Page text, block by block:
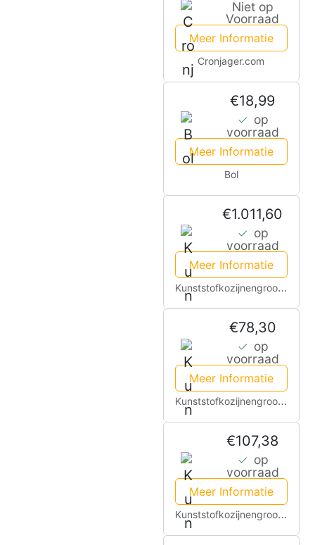
Niet op
Voorraad
Meer Informatie
Cronjager.com
€18,99
op
voorraad
Meer Informatie
Bol
€1.011,60
op
voorraad
Meer Informatie
Kunststofkozijnengroothandel.nl
€78,30
op
voorraad
Meer Informatie
Kunststofkozijnengroothandel.nl
€107,38
op
voorraad
Meer Informatie
Kunststofkozijnengroothandel.nl